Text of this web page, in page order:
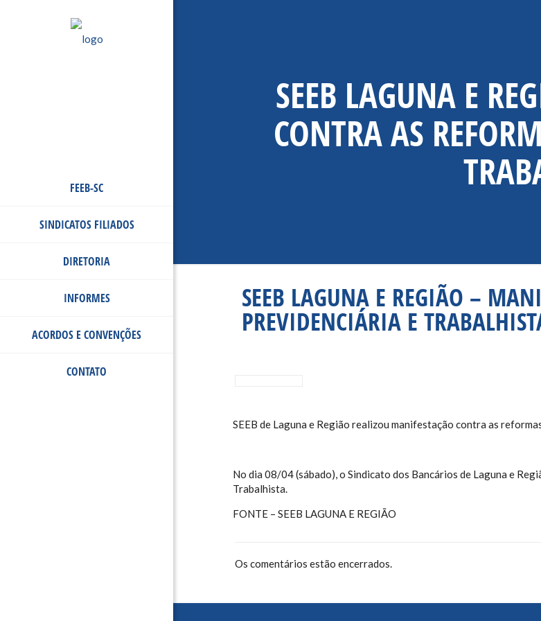
FEEB-SC
SINDICATOS FILIADOS
DIRETORIA
INFORMES
ACORDOS E CONVENÇÕES
CONTATO
SEEB LAGUNA E
CONTRA AS
SEEB LAGUNA E REGIÃO –
PREVIDENCIÁRIA E
SEEB de Laguna e Região realizou manifestação contra as
No dia 08/04 (sábado), o Sindicato dos Bancários de Laguna e
Trabalhista.
FONTE – SEEB LAGUNA E REGIÃO
Os comentários estão encerrados.